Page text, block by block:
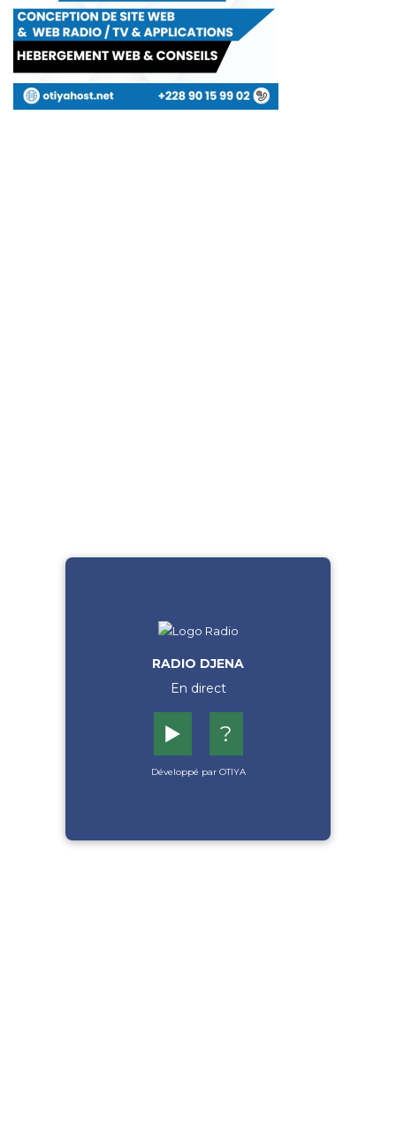
RADIO DJENA
En direct
▶️ ?
Développé par OTIYA